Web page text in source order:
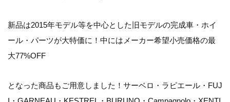
新品は2015年モデル等を中心とした旧モデルの完成車・ホイ
ール・パーツが大特価に！中にはメーカー希望小売価格の最
大77%OFF
となった商品もご用意しました！サーベロ・ラピエール・FUJ